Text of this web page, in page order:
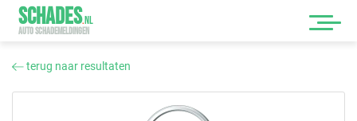
SCHADES.NL
AUTO SCHADEMELDINGEN
terug naar resultaten